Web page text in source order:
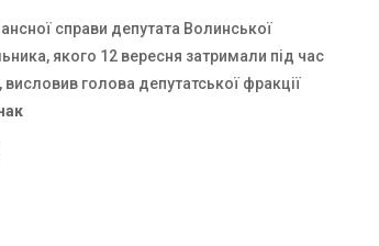
справи депутата Волинської
якого 12 вересня затримали під час
голова депутатської фракції